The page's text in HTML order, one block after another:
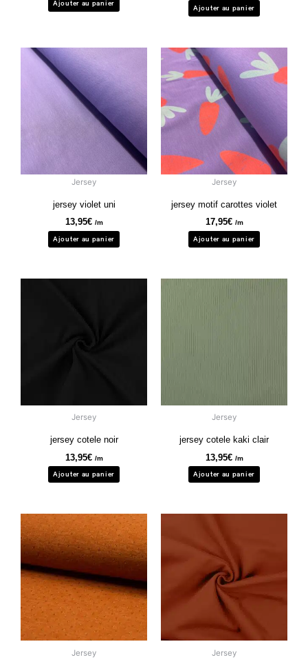
Ajouter au panier
Ajouter au panier
Jersey
jersey violet uni
13,95€ /m
Ajouter au panier
Jersey
jersey motif carottes violet
17,95€ /m
Ajouter au panier
Jersey
jersey cotele noir
13,95€ /m
Ajouter au panier
Jersey
jersey cotele kaki clair
13,95€ /m
Ajouter au panier
Jersey Jersey